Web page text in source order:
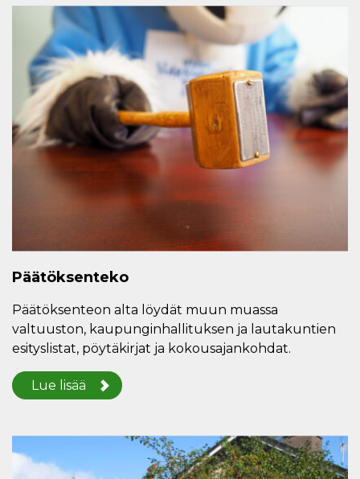
Päätöksenteko
Päätöksenteon alta löydät muun muassa
valtuuston, kaupunginhallituksen ja lautakuntien
esityslistat, pöytäkirjat ja kokousajankohdat.
Lue lisää